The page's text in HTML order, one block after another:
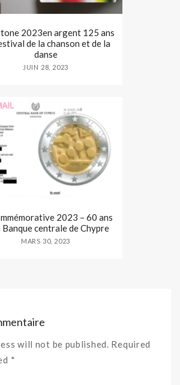
2023en argent 125 ans
de la chanson et de la
danse
JUIN 28, 2023
2023 – 60 ans
Banque centrale de Chypre
MARS 30, 2023
will not be published. Required
*